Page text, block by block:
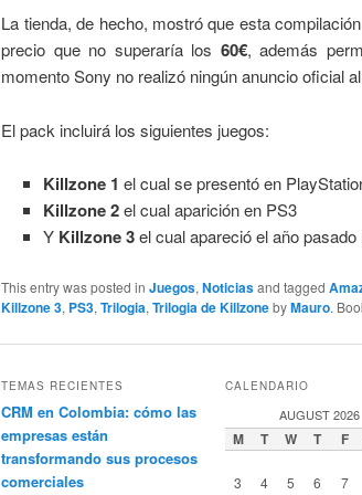
La tienda, de hecho, mostró que esta
precio que no superaría los 60€, además
momento Sony no realizó ningún anuncio oficial
El pack incluirá los siguientes juegos:
Killzone 1 el cual se presentó en
Killzone 2el cual aparición en PS3
Y Killzone 3el cual apareció el año
This entry was posted inJuegos,Noticiasand tagged
Killzone 3, PS3,Trilogia,Trilogia de KillzonebyMauro.
TEMAS RECIENTES
CRM en Colombia: cómo las
empresas están
transformando sus procesos
comerciales
CALENDARIO
AUGUST 2026
M T W T F
3
4 5 6 7